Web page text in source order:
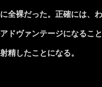
裸だった。正確には、
ヴァンテージになること
精したことになる。